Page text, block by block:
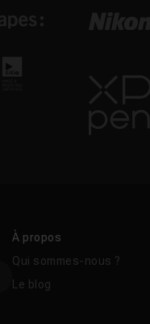
À propos
Qui sommes-nous ?
Le blog